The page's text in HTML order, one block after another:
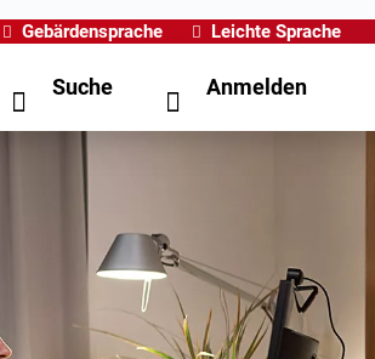
Gebärdensprache Leichte Sprache
Suche Anmelden